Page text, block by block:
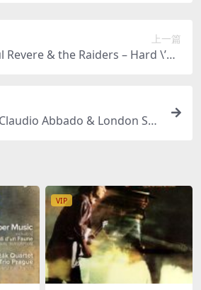
上一篇
& the Raiders – Hard \’N\’
Abbado & London Sy
VIP